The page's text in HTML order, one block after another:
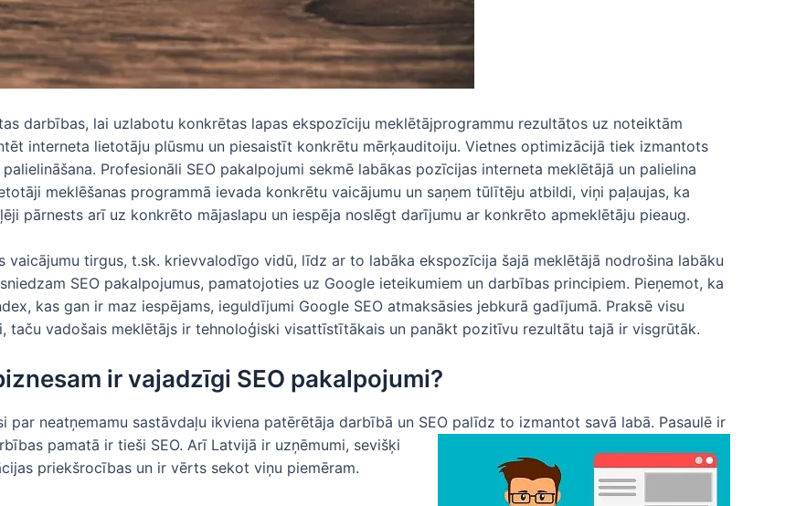
darbības, lai uzlabotu konkrētas lapas ekspozīciju meklētājprogrammu rezultātos uz noteiktām
interneta lietotāju plūsmu un piesaistīt konkrētu mērķauditoiju. Vietnes optimizācijā tiek izmantots
Profesionāli SEO pakalpojumi sekmē labākas pozīcijas interneta meklētājā un palielina
meklēšanas programmā ievada konkrētu vaicājumu un saņem tūlītēju atbildi, viņi paļaujas, ka
pārnests arī uz konkrēto mājaslapu un iespēja noslēgt darījumu ar konkrēto apmeklētāju pieaug.
vaicājumu tirgus, t.sk. krievvalodīgo vidū, līdz ar to labāka ekspozīcija šajā meklētājā nodrošina labāku
SEO pakalpojumus, pamatojoties uz Google ieteikumiem un darbības principiem. Pieņemot, ka
kas gan ir maz iespējams, ieguldījumi Google SEO atmaksāsies jebkurā gadījumā. Praksē visu
taču vadošais meklētājs ir tehnoloģiski visattīstītākais un panākt pozitīvu rezultātu tajā ir visgrūtāk.
ir vajadzīgi SEO pakalpojumi?
neatņemamu sastāvdaļu ikviena patērētāja darbībā un SEO palīdz to izmantot savā labā. Pasaulē ir
pamatā ir tieši SEO. Arī Latvijā ir uzņēmumi, sevišķi
priekšrocības un ir vērts sekot viņu piemēram.